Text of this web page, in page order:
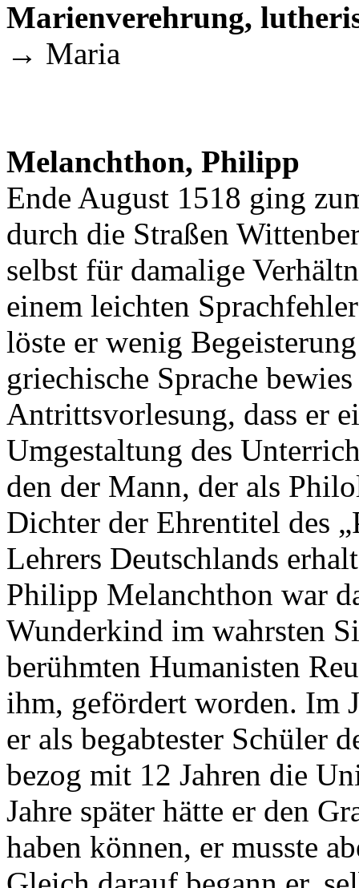
Marienverehrung,
→ Maria
Melanchthon, Philipp
Ende August 1518 ging
durch die Straßen
selbst für damalige
einem leichten
löste er wenig
griechische Sprache
Antrittsvorlesung, dass er
Umgestaltung des
den der Mann, der als
Dichter der Ehrentitel des
Lehrers Deutschlands
Philipp Melanchthon war
Wunderkind im wahrsten
berühmten Humanisten
ihm, gefördert worden. Im
er als begabtester Schüler
bezog mit 12 Jahren die
Jahre später hätte er den
haben können, er musste